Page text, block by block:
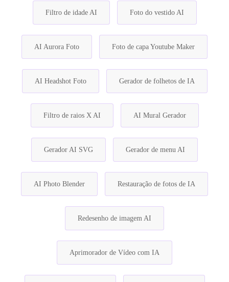
Filtro de idade AI Foto do vestido AI
AI Aurora Foto Foto de capa Youtube Maker
AI Headshot Foto Gerador de folhetos de IA
Filtro de raios X AI AI Mural Gerador
Gerador AI SVG Gerador de menu AI
AI Photo Blender Restauração de fotos de IA
Redesenho de imagem AI
Aprimorador de Vídeo com IA